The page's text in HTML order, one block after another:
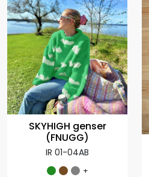
SKYHIGH genser
(FNUGG)
IR 01-04AB
+